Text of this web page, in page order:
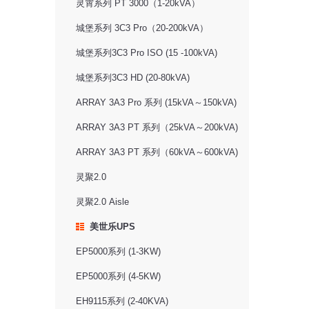
灵霄系列 PT 3000（1-20kVA）
城堡系列 3C3 Pro（20-200kVA）
城堡系列3C3 Pro ISO (15 -100kVA)
城堡系列3C3 HD (20-80kVA)
ARRAY 3A3 Pro 系列 (15kVA～150kVA)
ARRAY 3A3 PT 系列（25kVA～200kVA)
ARRAY 3A3 PT 系列（60kVA～600kVA)
灵聚2.0
灵聚2.0 Aisle
美世乐UPS
EP5000系列 (1-3KW)
EP5000系列 (4-5KW)
EH9115系列 (2-40KVA)